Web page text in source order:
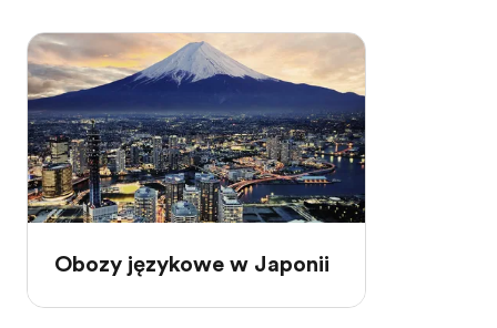
Obozy językowe w Japonii